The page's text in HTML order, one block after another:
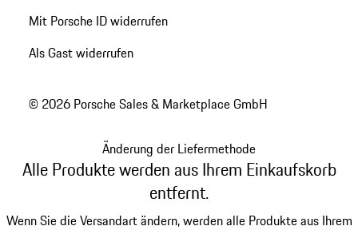
Mit Porsche ID widerrufen
Als Gast widerrufen
© 2026 Porsche Sales & Marketplace GmbH
Änderung der Liefermethode
Alle Produkte werden aus Ihrem Einkaufskorb
entfernt.
Wenn Sie die Versandart ändern, werden alle Produkte aus Ihrem